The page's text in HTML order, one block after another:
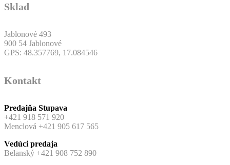
Sklad
Jablonové 493
900 54 Jablonové
GPS: 48.357769, 17.084546
Kontakt
Predajňa Stupava
+421 918 571 920
Menclová +421 905 617 565
Vedúci predaja
Belanský +421 908 752 890